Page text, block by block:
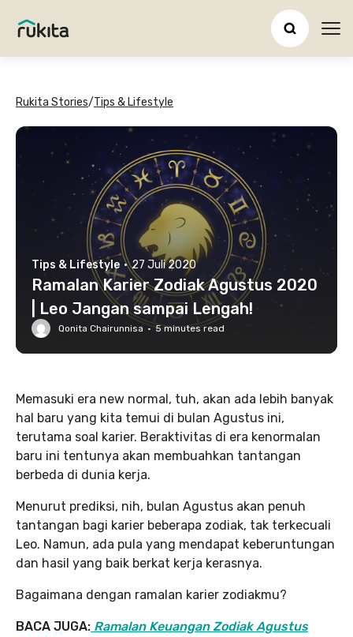
Rukita Stories/Tips & Lifestyle
Tips & Lifestyle · 27 Juli 2020
Ramalan Karier Zodiak Agustus 2020
| Leo Jangan sampai Lengah!
Qonita Chairunnisa · 5 minutes read
Memasuki era new normal, tuh, akan ada lebih banyak
hal baru yang kita temui di bulan Agustus ini,
terutama soal karier. Beraktivitas di era kenormalan
baru ini tentunya akan membuahkan tantangan
berbeda di dunia kerja.
Menurut prediksi, nih, bulan Agustus akan penuh
tantangan bagi karier beberapa zodiak, tak terkecuali
Leo. Namun, ada pula yang mendapat keberuntungan
dan hasil yang baik berkat kerja kerasnya.
Bagaimana dengan ramalan karier zodiakmu?
BACA JUGA: Ramalan Keuangan Zodiak Agustus